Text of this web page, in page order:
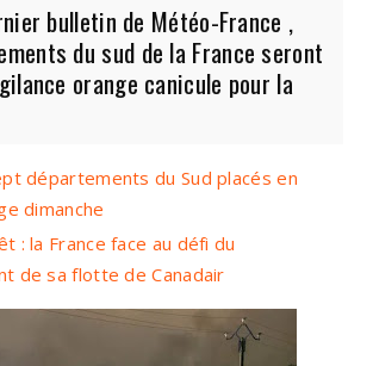
bulletin de Météo-France ,
du sud de la France seront
orange canicule pour la
départements du Sud placés en
dimanche
: la France face au défi du
de sa flotte de Canadair